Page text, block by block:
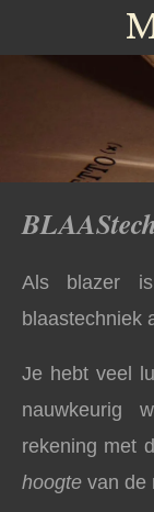
direct
hoofdinhoud
Als blazer
blaastechniek
Je hebt veel
nauwkeurig
rekening met
hoogte van de